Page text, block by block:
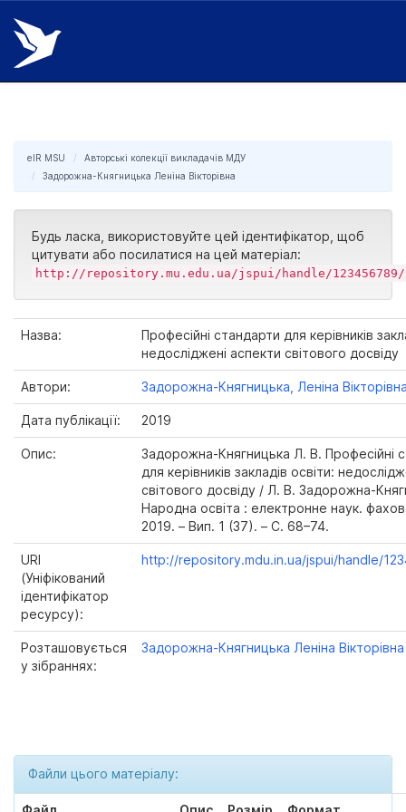
Skip
navigation
eIR MSU
Авторські колекції викладачів МДУ
Задорожна-Княгницька Леніна Вікторівна
Будь ласка, використовуйте цей ідентифікатор, щоб
цитувати або посилатися на цей матеріал:
http://repository.mu.edu.ua/jspui/handle/123456789/
Назва:
Професійні стандарти для керівників
недосліджені аспекти світового досвіду
Автори: Задорожна-Княгницька, Леніна
Дата публікації: 2019
Опис:
Задорожна-Княгницька Л. В. Професійні
для керівників закладів освіти:
світового досвіду / Л. В. Задорожна-
Народна освіта : електронне наук.
2019. – Вип. 1 (37). – С. 68–74.
URI
(Уніфікований
ідентифікатор
ресурсу):
http://repository.mdu.in.ua/jspui/handle/
Розташовується
у зібраннях:
Задорожна-Княгницька Леніна Вікторівна
Файли цього матеріалу: